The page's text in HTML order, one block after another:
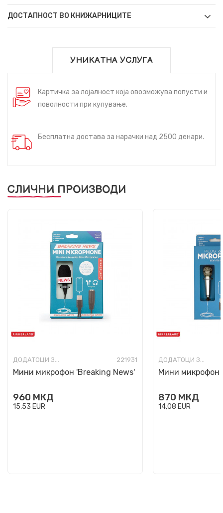
ДОСТАПНОСТ ВО КНИЖАРНИЦИТЕ
УНИКАТНА УСЛУГА
Картичка за лојалност која овозможува попусти и
поволности при купување.
Бесплатна достава за нарачки над 2500 денари.
СЛИЧНИ ПРОИЗВОДИ
ДОДАТОЦИ ЗА ТЕЛЕФОНИ И КОМПЈУТЕРИ 221931
Мини микрофон 'Breaking News'
960 МКД
15,53 EUR
ДОДАТОЦИ ЗА ТЕЛЕФОНИ И КОМПЈУТЕРИ
Мини микрофон
870 МКД
14,08 EUR